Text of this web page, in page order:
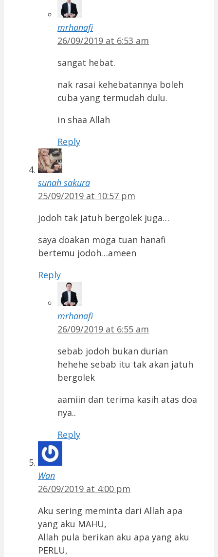
mrhanafi
26/09/2019 at 6:53 am
sangat hebat.
nak rasai kehebatannya boleh
cuba yang termudah dulu.
in shaa Allah
Reply
sunah sakura
25/09/2019 at 10:57 pm
jodoh tak jatuh bergolek juga…
saya doakan moga tuan hanafi
bertemu jodoh…ameen
Reply
mrhanafi
26/09/2019 at 6:55 am
sebab jodoh bukan durian
hehehe sebab itu tak akan jatuh
bergolek
aamiin dan terima kasih atas doa
nya..
Reply
Wan
26/09/2019 at 4:00 pm
Aku sering meminta dari Allah apa
yang aku MAHU,
Allah pula berikan aku apa yang aku
PERLU,